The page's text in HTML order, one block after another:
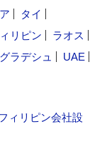
タイ
リピン
ラオス
ラデシュ
UAE
ィリピン会社設